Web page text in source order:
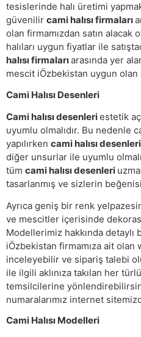
tesislerinde halı üretimi
güvenilir cami halısı firmaları
olan firmamızdan satın
halıları uygun fiyatlar ile
halısı firmalarıarasında yer
mescit iÖzbekistan uygun
Cami Halısı Desenleri
Cami halısı desenleriestetik
uyumlu olmalıdır. Bu nedenle
yapılırken cami halısı desenleri
diğer unsurlar ile uyumlu
tüm cami halısı desenleri
tasarlanmış ve sizlerin
Ayrıca geniş bir renk
ve mescitler içerisinde
Modellerimiz hakkında detaylı
iÖzbekistan firmamıza ait
inceleyebilir ve sipariş talebi
ile ilgili aklınıza takılan her
temsilcilerine
numaralarımız internet
Cami Halısı Modelleri